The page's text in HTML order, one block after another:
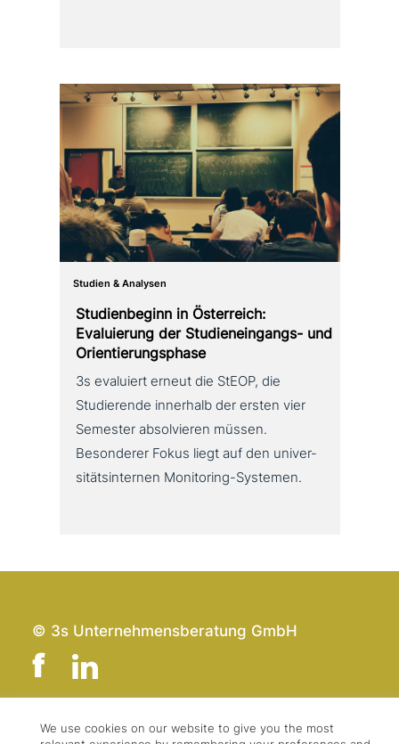
Studien & Analysen
Studienbeginn in Österreich:
Evaluierung der Studieneingangs- und
Orientierungsphase
3s evaluiert erneut die StEOP, die
Studierende innerhalb der ersten vier
Semester absol­vie­ren müssen.
Besonderer Fokus liegt auf den uni­ver­
si­täts­in­ter­nen Monitoring-Systemen.
© 3s Unternehmensberatung GmbH
Team Impressum
We use cookies on our website to give you the most